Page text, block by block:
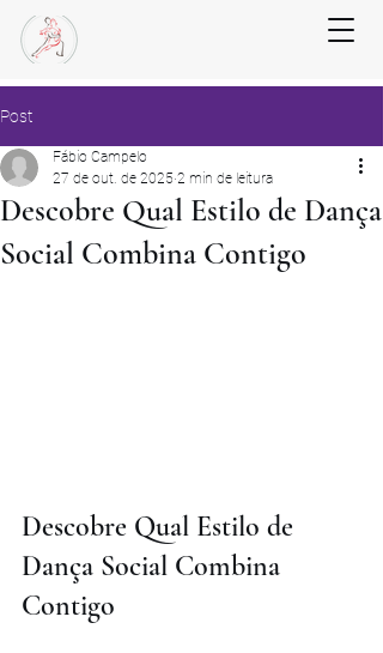
Post
Descobre Qual Estilo de Dança
Social Combina Contigo
Fábio Campelo
27 de out. de 2025 2 min de leitura
Descobre Qual Estilo de
Dança Social Combina
Contigo